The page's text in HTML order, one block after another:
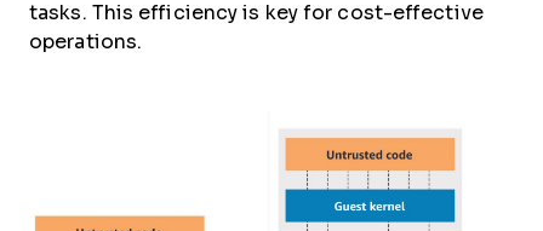
tasks. This efficiency is key for cost-effective
operations.